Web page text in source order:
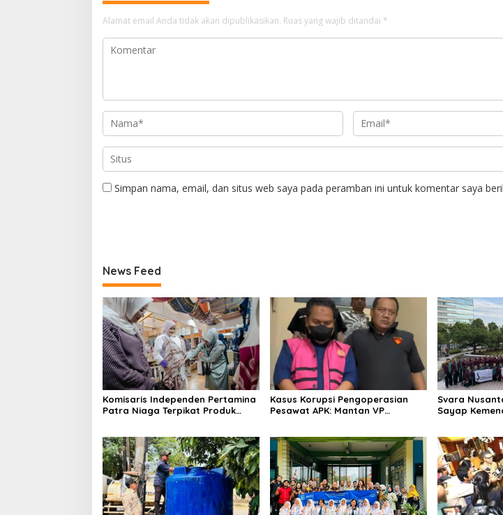
Alamat email Anda tidak akan dipublikasikan. Ruas yang wajib ditandai *
Simpan nama, email, dan situs web saya pada peramban ini untuk komentar saya
News Feed
Komisaris Independen Pertamina
Patra Niaga Terpikat Produk
Keberlanjutan
Kasus Korupsi Pengoperasian
Pesawat APK: Mantan VP
Svara
Sayap